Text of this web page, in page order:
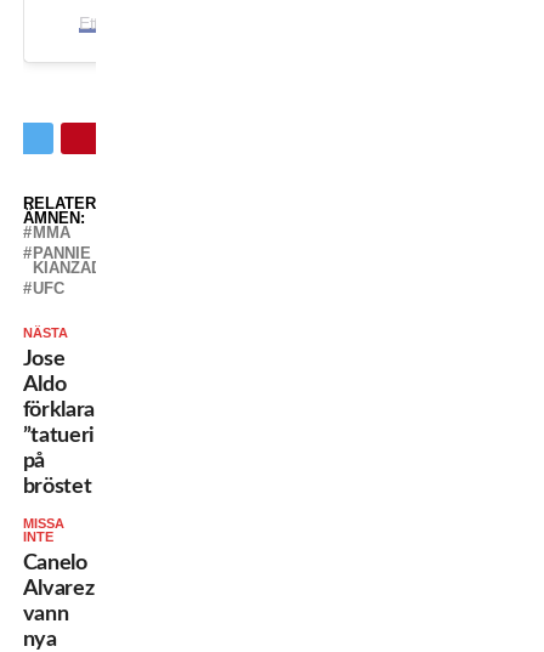
RELATERADE
ÄMNEN:
MMA
PANNIE
KIANZAD
UFC
NÄSTA
Jose
Aldo
förklarar
”tatueringen”
på
bröstet
MISSA
INTE
Canelo
Alvarez
vann
nya